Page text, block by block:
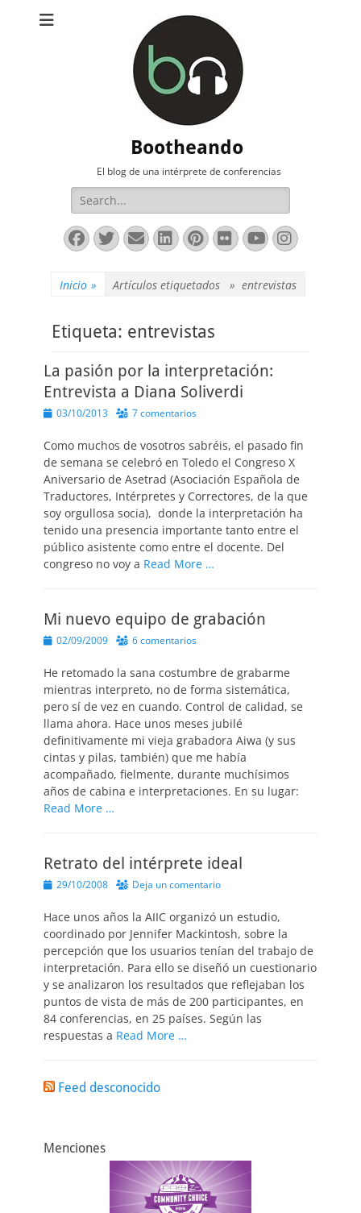
Bootheando
El blog de una intérprete de conferencias
Buscar:
Facebook
Twitter
Correo
electrónico
LinkedIn
Pinterest
FlickrYouTube
Inicio » Artículos etiquetados » entrevistas
Etiqueta: entrevistas
La pasión por la interpretación:
Entrevista a Diana Soliverdi
Publicado
03/10/2013 7 comentarios
Como muchos de vosotros sabréis, el pasado fin
de semana se celebró en Toledo el Congreso X
Aniversario de Asetrad (Asociación Española de
Traductores, Intérpretes y Correctores, de la que
soy orgullosa socia), donde la interpretación ha
tenido una presencia importante tanto entre el
público asistente como entre el docente. Del
congreso no voy a Read More …
Mi nuevo equipo de grabación
Publicado
02/09/2009 6 comentarios
He retomado la sana costumbre de grabarme
mientras interpreto, no de forma sistemática,
pero sí de vez en cuando. Control de calidad, se
llama ahora. Hace unos meses jubilé
definitivamente mi vieja grabadora Aiwa (y sus
cintas y pilas, también) que me había
acompañado, fielmente, durante muchísimos
años de cabina e interpretaciones. En su lugar:
Read More …
Retrato del intérprete ideal
Publicado
29/10/2008 Deja un comentario
Hace unos años la AIIC organizó un estudio,
coordinado por Jennifer Mackintosh, sobre la
percepción que los usuarios tenían del trabajo de
interpretación. Para ello se diseñó un cuestionario
y se analizaron los resultados que reflejaban los
puntos de vista de más de 200 participantes, en
84 conferencias, en 25 países. Según las
respuestas a Read More …
Feed desconocido
Menciones